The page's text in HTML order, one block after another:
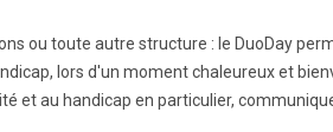
ou toute autre structure : le DuoDay
lors d'un moment chaleureux et
et au handicap en particulier,